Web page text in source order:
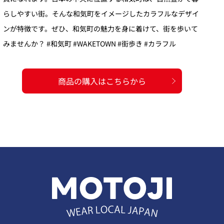
らしやすい街。そんな和気町をイメージしたカラフルなデザイ
ンが特徴です。ぜひ、和気町の魅力を身に着けて、街を歩いて
みませんか？ #和気町 #WAKETOWN #街歩き #カラフル
商品の購入はこちらから